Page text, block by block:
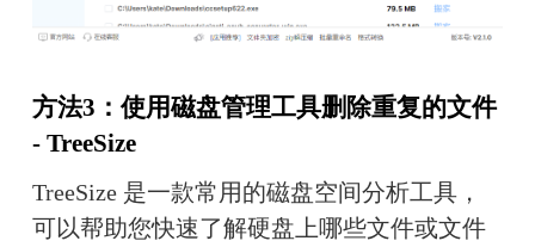
方法3：使用磁盘管理工具删除重复的文件
- TreeSize
TreeSize 是一款常用的磁盘空间分析工具，
可以帮助您快速了解硬盘上哪些文件或文件